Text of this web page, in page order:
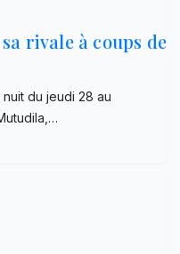
rivale à coups de
du jeudi 28 au